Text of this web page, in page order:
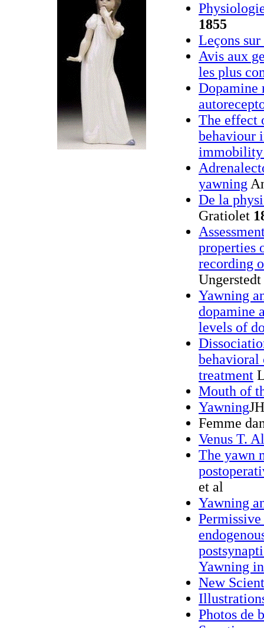
1855
Leçons sur
Avis aux
les plus
Dopamine
The effect
behaviour
immobility
yawning
De la
Gratiolet
properties
recording
Yawning
dopamine
levels of
behavioral
treatment
Mouth of
Yawning
Femme
Venus T.
The yawn
et al
Yawning
Yawning
New
Photos de